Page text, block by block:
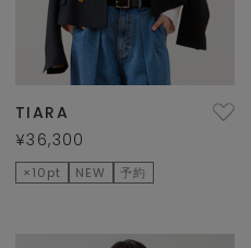
TIARA
¥36,300
×10pt NEW 予約